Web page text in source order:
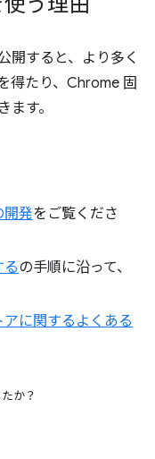
開すると、より多く
得たり、Chrome 固
す。
開発をご覧くださ
の手順に沿って、
に関するよくある
か？